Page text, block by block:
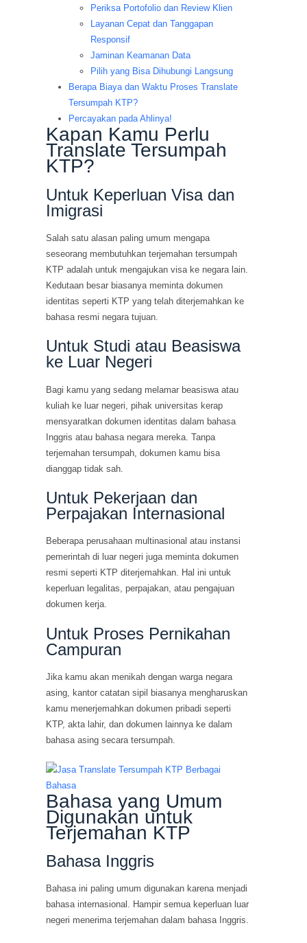
Periksa Portofolio dan Review Klien
Layanan Cepat dan Tanggapan
Responsif
Jaminan Keamanan Data
Pilih yang Bisa Dihubungi Langsung
Berapa Biaya dan Waktu Proses Translate
Tersumpah KTP?
Percayakan pada Ahlinya!
Kapan Kamu Perlu
Translate Tersumpah
KTP?
Untuk Keperluan Visa dan
Imigrasi
Salah satu alasan paling umum mengapa
seseorang membutuhkan terjemahan tersumpah
KTP adalah untuk mengajukan visa ke negara lain.
Kedutaan besar biasanya meminta dokumen
identitas seperti KTP yang telah diterjemahkan ke
bahasa resmi negara tujuan.
Untuk Studi atau Beasiswa
ke Luar Negeri
Bagi kamu yang sedang melamar beasiswa atau
kuliah ke luar negeri, pihak universitas kerap
mensyaratkan dokumen identitas dalam bahasa
Inggris atau bahasa negara mereka. Tanpa
terjemahan tersumpah, dokumen kamu bisa
dianggap tidak sah.
Untuk Pekerjaan dan
Perpajakan Internasional
Beberapa perusahaan multinasional atau instansi
pemerintah di luar negeri juga meminta dokumen
resmi seperti KTP diterjemahkan. Hal ini untuk
keperluan legalitas, perpajakan, atau pengajuan
dokumen kerja.
Untuk Proses Pernikahan
Campuran
Jika kamu akan menikah dengan warga negara
asing, kantor catatan sipil biasanya mengharuskan
kamu menerjemahkan dokumen pribadi seperti
KTP, akta lahir, dan dokumen lainnya ke dalam
bahasa asing secara tersumpah.
Bahasa yang Umum
Digunakan untuk
Terjemahan KTP
Bahasa Inggris
Bahasa ini paling umum digunakan karena menjadi
bahasa internasional. Hampir semua keperluan luar
negeri menerima terjemahan dalam bahasa Inggris.